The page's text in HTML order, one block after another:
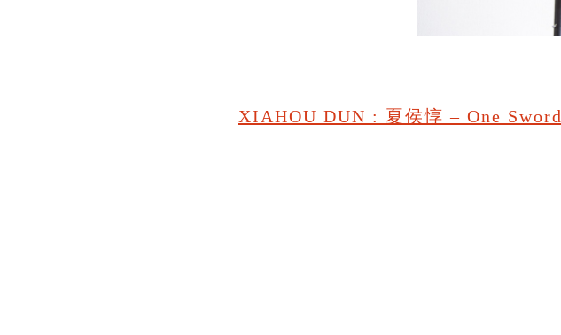
XIAHOU DUN : 夏侯惇 – One Sword